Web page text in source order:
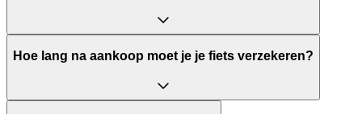
Hoe lang na aankoop moet je je fiets verzekeren?